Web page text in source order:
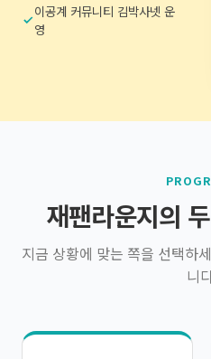
AI·IT 무료 교육
이공계 커뮤니티 김박사넷 운
영
재팬라운지의
지금 상황에 맞는 쪽을 선택하
니